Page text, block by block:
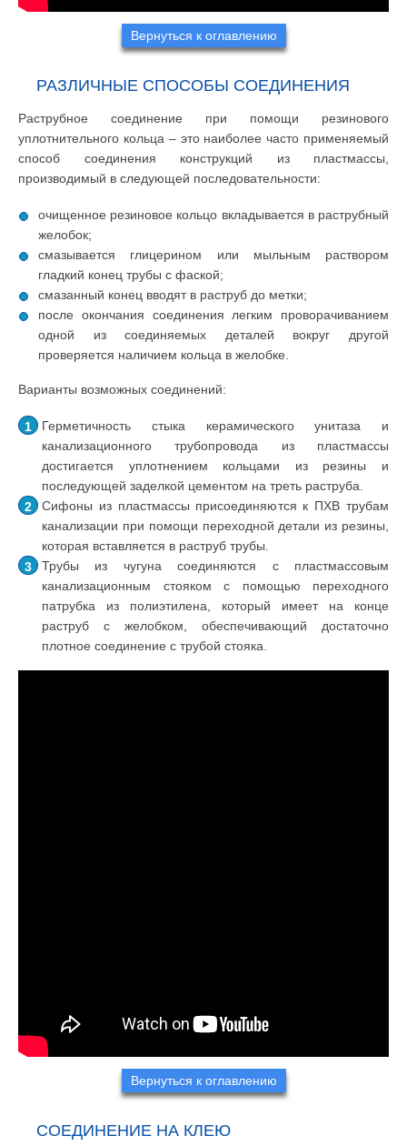
Вернуться к оглавлению
РАЗЛИЧНЫЕ СПОСОБЫ СОЕДИНЕНИЯ
Раструбное соединение при помощи резинового
уплотнительного кольца – это наиболее часто применяемый
способ соединения конструкций из пластмассы,
производимый в следующей последовательности:
очищенное резиновое кольцо вкладывается в раструбный
желобок;
смазывается глицерином или мыльным раствором
гладкий конец трубы с фаской;
смазанный конец вводят в раструб до метки;
после окончания соединения легким проворачиванием
одной из соединяемых деталей вокруг другой
проверяется наличием кольца в желобке.
Варианты возможных соединений:
Герметичность стыка керамического унитаза и
канализационного трубопровода из пластмассы
достигается уплотнением кольцами из резины и
последующей заделкой цементом на треть раструба.
Сифоны из пластмассы присоединяются к ПХВ трубам
канализации при помощи переходной детали из резины,
которая вставляется в раструб трубы.
Трубы из чугуна соединяются с пластмассовым
канализационным стояком с помощью переходного
патрубка из полиэтилена, который имеет на конце
раструб с желобком, обеспечивающий достаточно
плотное соединение с трубой стояка.
Вернуться к оглавлению
СОЕДИНЕНИЕ НА КЛЕЮ